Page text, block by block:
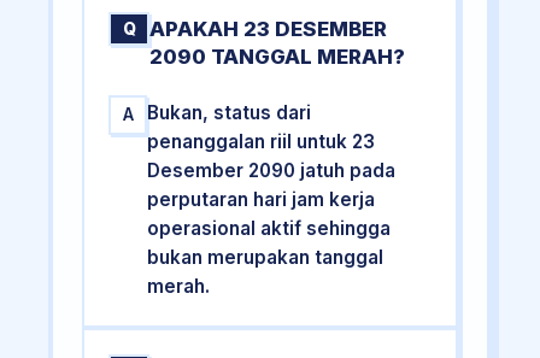
Q
APAKAH 23 DESEMBER
2090 TANGGAL MERAH?
A
Bukan, status dari
penanggalan riil untuk 23
Desember 2090 jatuh pada
perputaran hari jam kerja
operasional aktif sehingga
bukan merupakan tanggal
merah.